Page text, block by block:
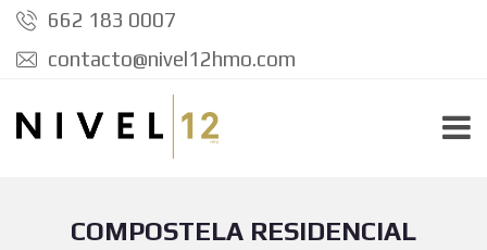
662 183 0007
contacto@nivel12hmo.com
COMPOSTELA RESIDENCIAL